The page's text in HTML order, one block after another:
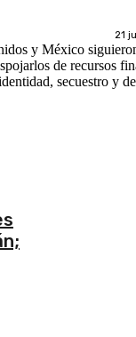
21
y México
de
secuestro y